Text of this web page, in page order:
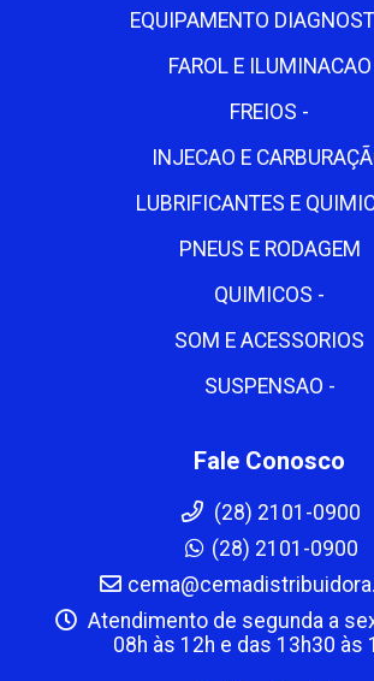
EQUIPAMENTO
FAROL E ILUMINACAO
FREIOS -
INJECAO E
LUBRIFICANTES E
PNEUS E RODAGEM
QUIMICOS -
SOM E ACESSORIOS
SUSPENSAO -
Fale Conosco
(28) 2101-0900
(28) 2101-0900
Atendimento de segunda a
08h às 12h e das 13h30 às